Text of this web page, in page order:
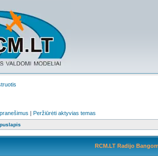
| Peržiūrėti aktyvias temas
RCM.LT Radijo